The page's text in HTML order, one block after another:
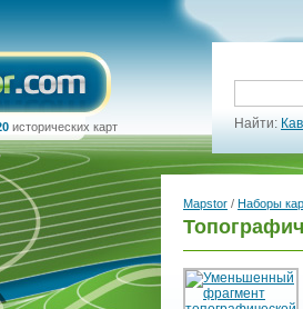
исторических карт Найти:
Mapstor / Наборы